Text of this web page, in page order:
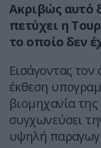
Ακριβώς αυτό
πετύχει η
το οποίο δεν
Εισάγοντας τον
έκθεση
βιομηχανία
συγχωνεύσει
υψηλή